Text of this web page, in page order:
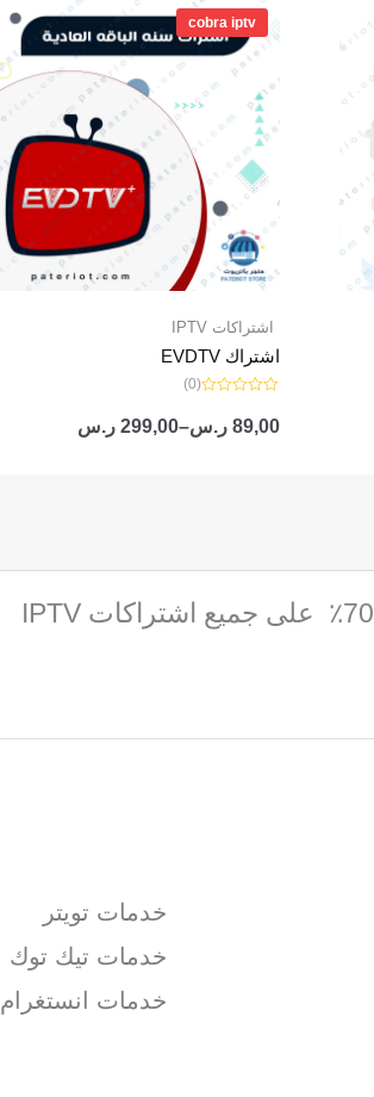
cobra iptv
اشتراكات IPTV
اشتراك EVDTV
التقييم
0
(0)
89,00 ر.س–
299,00 ر.س
السعر:
من
خلال
خدمات تويتر
خدمات تيك توك
خدمات انستغرام